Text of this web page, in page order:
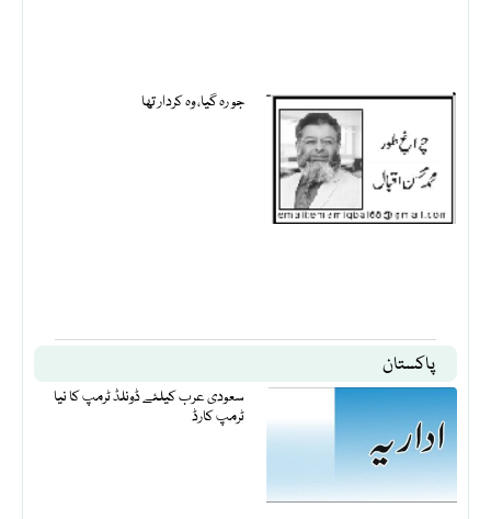
جو رہ گیا، وہ کردار تھا
پاکستان
سعودی عرب کیلئے ڈونلڈ ٹرمپ کا نیا
ٹرمپ کارڈ